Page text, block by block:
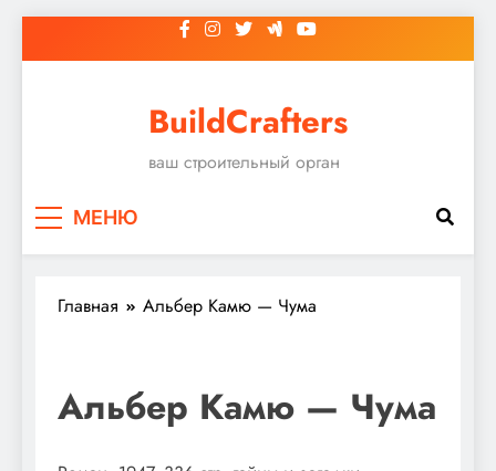
к
BuildCrafters
ваш строительный орган
МЕНЮ
Главная Альбер Камю — Чума
Альбер Камю — Чума